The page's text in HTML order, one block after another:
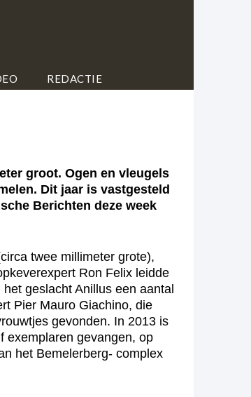
REDACTIE
groot. Ogen en vleugels
Dit jaar is vastgesteld
Berichten deze week
twee millimeter grote),
Ron Felix leidde
geslacht Anillus een aantal
Pier Mauro Giachino, die
gevonden. In 2013 is
exemplaren gevangen, op
het Bemelerberg- complex